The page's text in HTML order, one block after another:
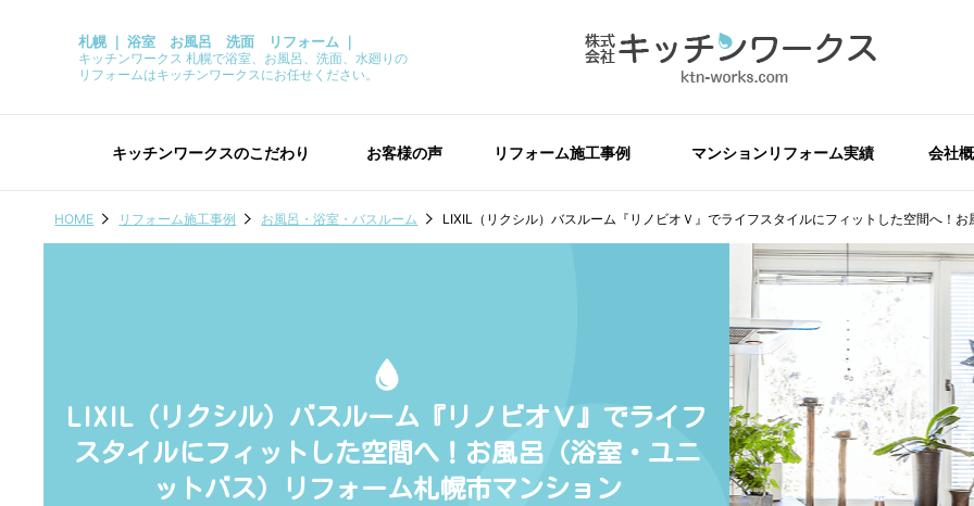
札幌 ｜ 浴室 お風呂 洗面 リフォーム ｜
キッチンワークス 札幌で浴室、お風呂、洗面、水廻りの
リフォームはキッチンワークスにお任せください。
キッチンワークスのこだわり お客様の声 リフォーム施工事例 マンションリフォーム実績 会社
HOME リフォーム施工事例 お風呂・浴室・バスルーム LIXIL（リクシル）バスルーム『リノビオＶ』でライフスタイルにフィットした空間へ！
LIXIL（リクシル）バスルーム『リノビオＶ』でライフ
スタイルにフィットした空間へ！お風呂（浴室・ユニ
ットバス）リフォーム札幌市マンション